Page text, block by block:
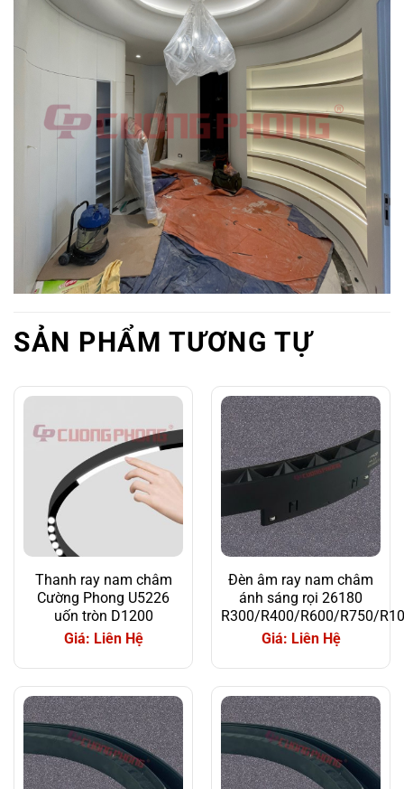
SẢN PHẨM TƯƠNG TỰ
Thanh ray nam châm
Cường Phong U5226
uốn tròn D1200
Giá: Liên Hệ
Đèn âm ray nam châm
ánh sáng rọi 26180
R300/R400/R600/R750/
Giá: Liên Hệ